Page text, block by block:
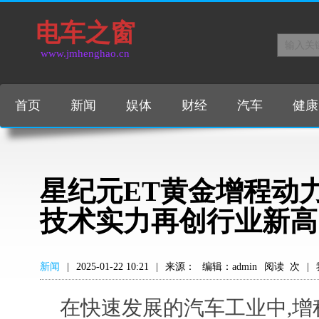
电车之窗
www.jmhenghao.cn
首页 新闻 娱体 财经 汽车 健康
星纪元ET黄金增程动
技术实力再创行业新高
新闻 2025-01-22 10:21 来源： 编辑：admin 阅读 次
在快速发展的汽车工业中,